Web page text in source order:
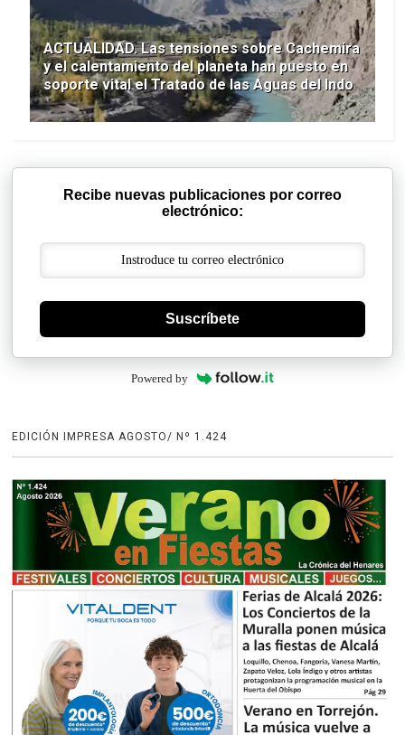
ACTUALIDAD. Las tensiones sobre Cachemira
y el calentamiento del planeta han puesto en
soporte vital el Tratado de las Aguas del Indo
Recibe nuevas publicaciones por correo
electrónico:
Suscríbete
Powered by
EDICIÓN IMPRESA AGOSTO/ Nº 1.424